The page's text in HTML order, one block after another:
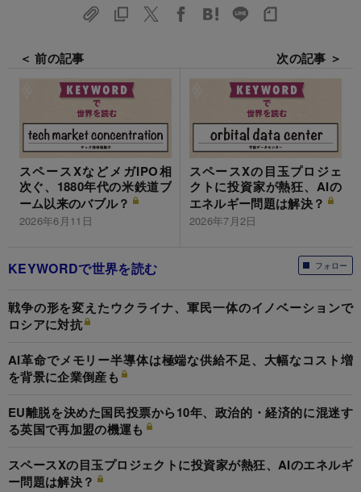
＜ 前の記事
スペースXなどメガIPO相
次ぐ、1880年代の米鉄道ブ
ーム以来のバブル？
2026年6月11日
次の記事 ＞
スペースXの目玉プロジェ
クトに投資家が熱狂、AIの
エネルギー問題は解決？
2026年7月2日
フォロー
KEYWORDで世界を読む
戦争の形を変えたウクライナ、軍民一体のイノベーションで
ロシアに対抗
AI革命でメモリー半導体は極端な供給不足、大幅なコスト増
を背景に企業倒産も
EU離脱を決めた国民投票から10年、政治的・経済的に混迷す
る英国で再加盟の機運も
スペースXの目玉プロジェクトに投資家が熱狂、AIのエネルギ
ー問題は解決？